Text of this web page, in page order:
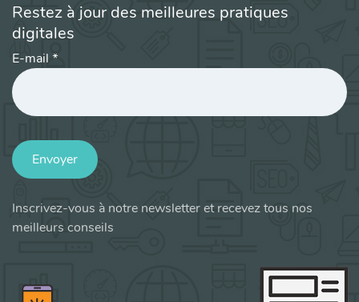
Restez à jour des meilleures pratiques
digitales
E-mail *
Envoyer
Inscrivez-vous à notre newsletter et recevez tous nos
meilleurs conseils